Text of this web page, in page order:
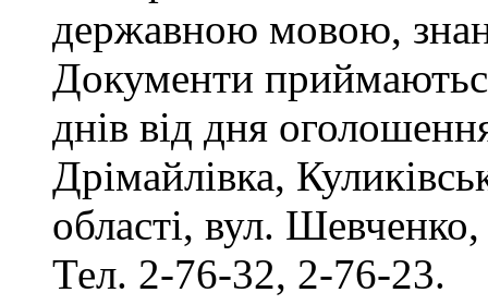
державною мовою,
Документи
днів від дня
Дрімайлівка,
області, вул.
Тел. 2-76-32, 2-76-23.